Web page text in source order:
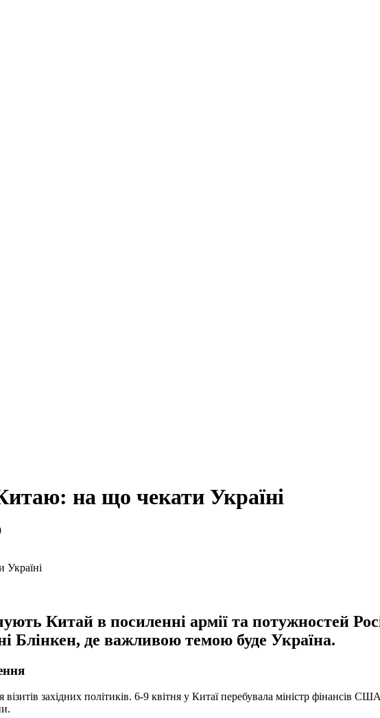
на що чекати Україні
Китай в посиленні армії та потужностей
Блінкен, де важливою темою буде Україна.
візитів західних політиків. 6-9 квітня у Китаї перебувала міністр